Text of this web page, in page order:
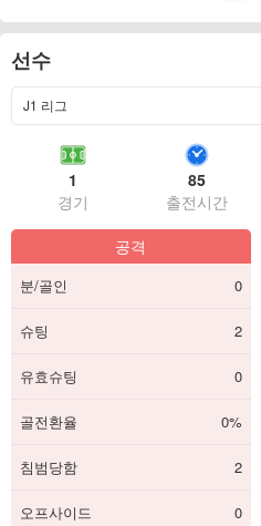
선수
J1 리그
1
경기
85
출전시간
공격
분/골인 0
슈팅 2
유효슈팅 0
골전환율 0%
침범당함 2
오프사이드 0